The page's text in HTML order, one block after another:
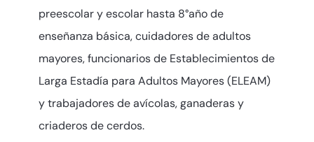
preescolar y escolar hasta 8°año de
enseñanza básica, cuidadores de adultos
mayores, funcionarios de Establecimientos de
Larga Estadía para Adultos Mayores (ELEAM)
y trabajadores de avícolas, ganaderas y
criaderos de cerdos.